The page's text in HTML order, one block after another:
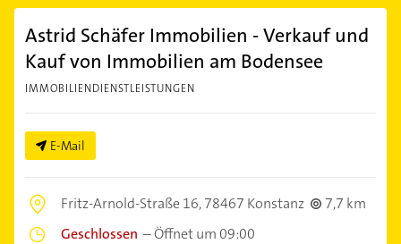
Astrid Schäfer Immobilien - Verkauf und
Kauf von Immobilien am Bodensee
IMMOBILIENDIENSTLEISTUNGEN
E-Mail
Fritz-Arnold-Straße 16,78467 Konstanz
7,7 km
Geschlossen –Öffnet um 09:00